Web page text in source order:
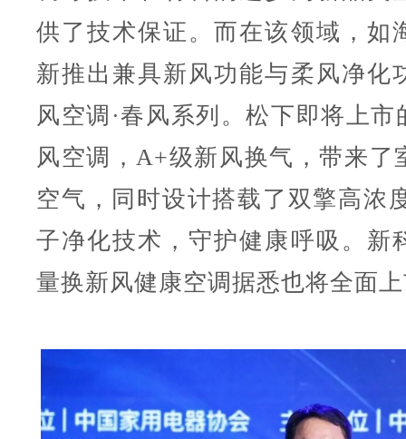
供了技术保证。而在该领域，如
新推出兼具新风功能与柔风净化
风空调·春风系列。松下即将上市
风空调，A+级新风换气，带来了
空气，同时设计搭载了双擎高浓
子净化技术，守护健康呼吸。新
量换新风健康空调据悉也将全面